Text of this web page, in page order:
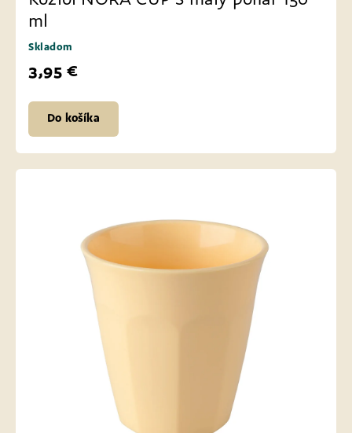
ml
Skladom
3,95 €
Do košíka